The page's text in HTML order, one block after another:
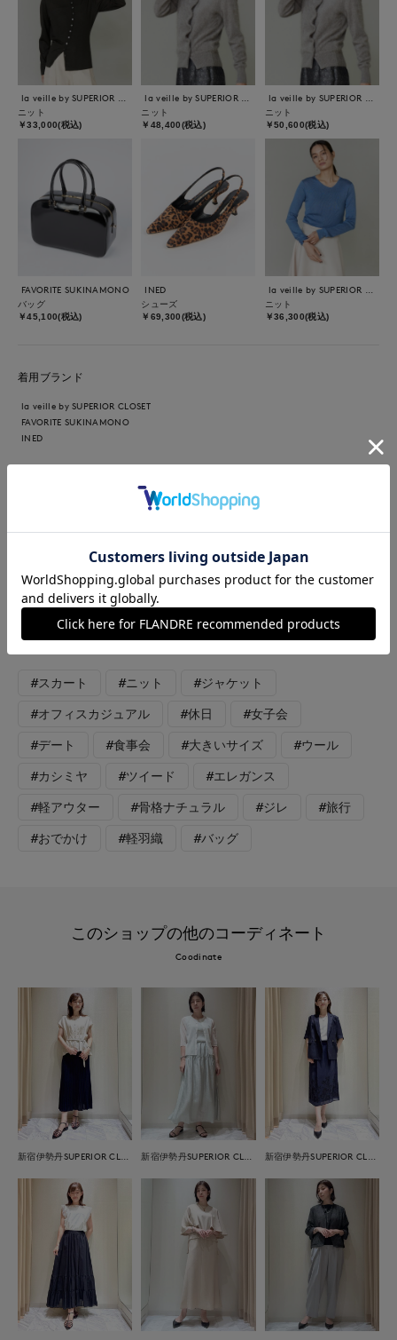
ニット
￥33,000(税込)
ニット
￥48,400(税込)
ニット
￥50,600(税込)
FAVORITE SUKINAMONO
バッグ
￥45,100(税込)
INED
シューズ
￥69,300(税込)
ニット
￥36,300(税込)
着用ブランド
la veille by SUPERIOR CLOSET
FAVORITE SUKINAMONO
INED
【着用サイズ】全て：9号 【着用カラー】スカート：アイボリ
ュラースカートの着回しコーデです。 明るいアイボリーカラー
は、まだ肌寒い春先も活躍するアイテムです。 クラシカルなデ
ザインで、ツイードジレやコンパクトなトップスとのコーディネ
ートがすてきです。 ウエストは少し細めのデザインです。
#スカート #ニット #ジャケット
#オフィスカジュアル #休日 #女子会
#デート #食事会 #大きいサイズ #ウール
#カシミヤ #ツイード #エレガンス
#軽アウター #骨格ナチュラル #ジレ #旅行
#おでかけ #軽羽織 #バッグ
このショップの他のコーディネート
Coodinate